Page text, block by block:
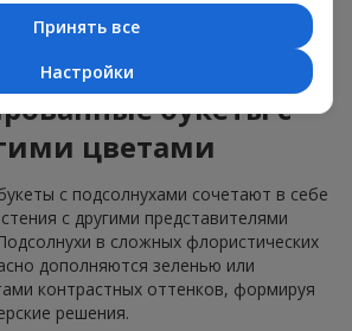
для торжественных событий, так и
подарок на каждый день.
букеты с
цветами
с подсолнухами сочетают в себе
с другими представителями
в сложных флористических
дополняются зеленью или
контрастных оттенков, формируя
решения.
Принять все
Настройки